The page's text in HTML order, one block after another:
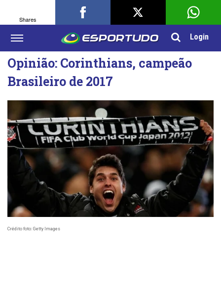
Login
Opinião: Corinthians, campeão
Brasileiro de 2017
Crédito foto: Getty Images
Shares